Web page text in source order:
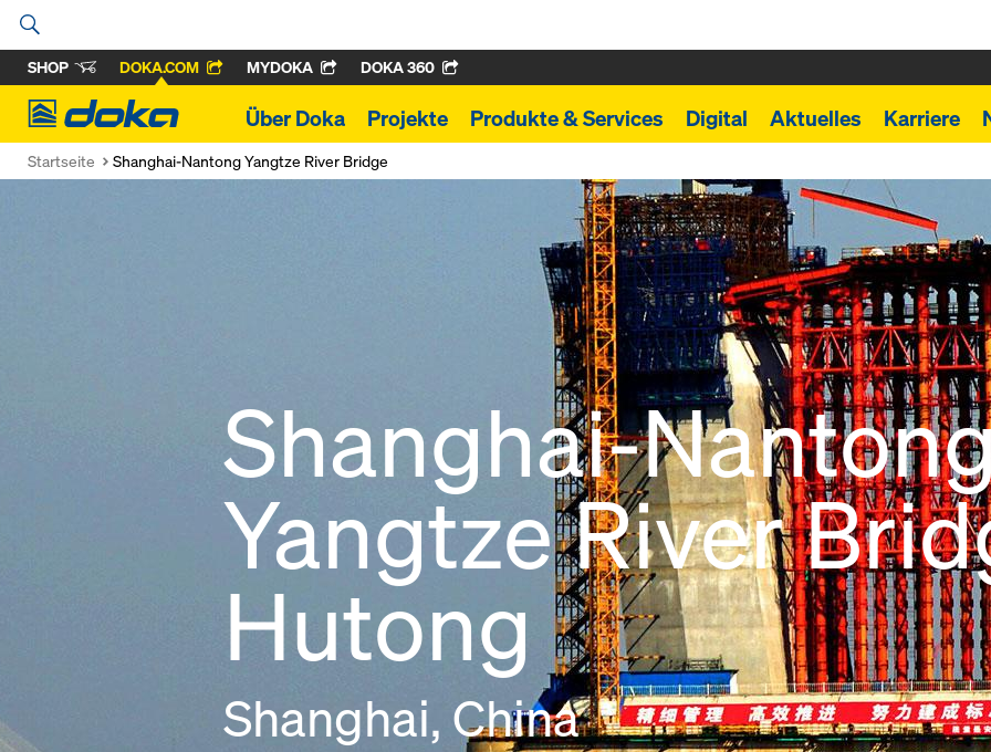
SHOP DOKA.COM MYDOKA DOKA 360
Doka
Über Doka Projekte Produkte & Services Digital Aktuelles Karriere
Startseite Shanghai-Nantong Yangtze River Bridge
Shanghai-
Yangtze River
Hutong
Shanghai, China